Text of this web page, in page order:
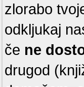
zlorabo
odkljukaj
če ne
drugod